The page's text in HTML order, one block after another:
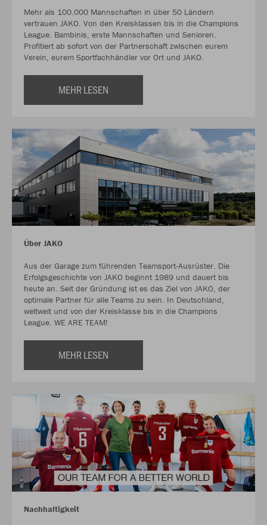
Mehr als 100.000 Mannschaften in über 50 Ländern
vertrauen JAKO. Von den Kreisklassen bis in die Champions
League. Bambinis, erste Mannschaften und Senioren.
Profitiert ab sofort von der Partnerschaft zwischen eurem
Verein, eurem Sportfachhändler vor Ort und JAKO.
MEHR LESEN
Über JAKO
Aus der Garage zum führenden Teamsport-Ausrüster. Die
Erfolgsgeschichte von JAKO beginnt 1989 und dauert bis
heute an. Seit der Gründung ist es das Ziel von JAKO, der
optimale Partner für alle Teams zu sein. In Deutschland,
weltweit und von der Kreisklasse bis in die Champions
League. WE ARE TEAM!
MEHR LESEN
Nachhaltigkeit